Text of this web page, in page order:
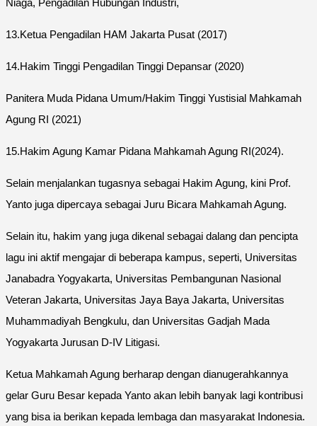
13.Ketua Pengadilan HAM Jakarta Pusat (2017)
14.Hakim Tinggi Pengadilan Tinggi Depansar (2020)
Panitera Muda Pidana Umum/Hakim Tinggi Yustisial Mahkamah
Agung RI (2021)
15.Hakim Agung Kamar Pidana Mahkamah Agung RI(2024).
Selain menjalankan tugasnya sebagai Hakim Agung, kini Prof.
Yanto juga dipercaya sebagai Juru Bicara Mahkamah Agung.
Selain itu, hakim yang juga dikenal sebagai dalang dan pencipta
lagu ini aktif mengajar di beberapa kampus, seperti, Universitas
Janabadra Yogyakarta, Universitas Pembangunan Nasional
Veteran Jakarta, Universitas Jaya Baya Jakarta, Universitas
Muhammadiyah Bengkulu, dan Universitas Gadjah Mada
Yogyakarta Jurusan D-IV Litigasi.
Ketua Mahkamah Agung berharap dengan dianugerahkannya
gelar Guru Besar kepada Yanto akan lebih banyak lagi kontribusi
yang bisa ia berikan kepada lembaga dan masyarakat Indonesia.